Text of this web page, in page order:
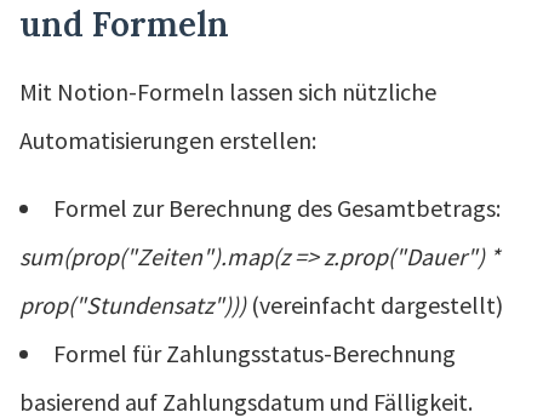
und Formeln
Mit Notion-Formeln lassen sich nützliche
Automatisierungen erstellen:
Formel zur Berechnung des Gesamtbetrags:
sum(prop("Zeiten").map(z => z.prop("Dauer") *
prop("Stundensatz")))(vereinfacht dargestellt)
Formel für Zahlungsstatus-Berechnung
basierend auf Zahlungsdatum und Fälligkeit.